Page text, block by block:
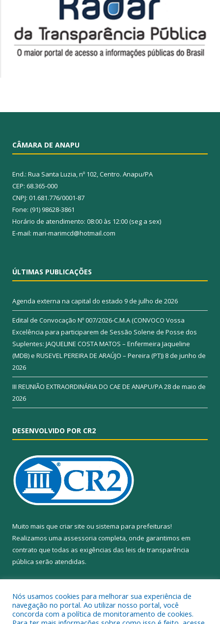
CÂMARA DE ANAPU
End.: Rua Santa Luzia, nº 102, Centro. Anapu/PA
CEP: 68.365-000
CNPJ: 01.681.776/0001-87
Fone: (91) 98628-3861
Horário de atendimento: 08:00 às 12:00 (seg a sex)
E-mail: mari-marimcd@hotmail.com
ÚLTIMAS PUBLICAÇÕES
Agenda externa na capital do estado 9 de julho de 2026
Edital de Convocação Nº 007/2026-C.M.A (CONVOCO Vossa
Excelência para participarem de Sessão Solene de Posse dos
Suplentes: JAQUELINE COSTA MATOS – Enfermeira Jaqueline
(MDB) e RUSEVEL PEREIRA DE ARAÚJO – Pereira (PT)) 8 de junho de
2026
III REUNIÃO EXTRAORDINÁRIA DO CAE DE ANAPU/PA28 de maio de
2026
DESENVOLVIDO POR CR2
Muito mais que criar site ou sistema para prefeituras!
Realizamos uma assessoria completa, onde garantimos em
contrato que todas as exigências das leis de transparência
pública serão atendidas.
Nós usamos cookies para melhorar sua experiência de
navegação no portal. Ao utilizar nosso portal, você
concorda com a política de monitoramento de cookies.